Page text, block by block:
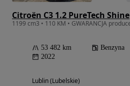
Citroën C3 1.2 PureTech Shine
53 482 km Benzyna
2022
Lublin (Lubelskie)